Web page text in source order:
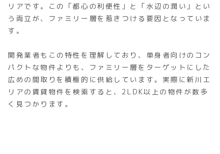
リアです。この「都心の利便性」と「水辺の潤い」とい
う両立が、ファミリー層を惹きつける要因となっていま
す。
開発業者もこの特性を理解しており、単身者向けのコン
パクトな物件よりも、ファミリー層をターゲットにした
広めの間取りを積極的に供給しています。実際に新川エ
リアの賃貸物件を検索すると、2LDK以上の物件が数多
く見つかります。